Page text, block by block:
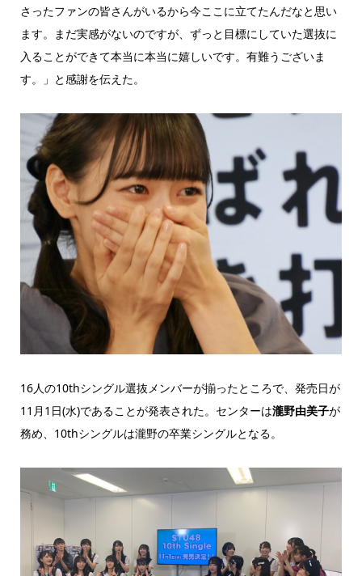
さったファンの皆さんがいるから今ここに立てたんだなと思い
ます。まだ実感がないのですが、ずっと目標にしていた選抜に
入ることができて本当に本当に嬉しいです。有難うございま
す。」と感謝を伝えた。
16人の10thシングル選抜メンバーが揃ったところで、発売日が
11月1日(水)であることが発表された。センターは瀧野由美子が
務め、10thシングルは瀧野の卒業シングルとなる。